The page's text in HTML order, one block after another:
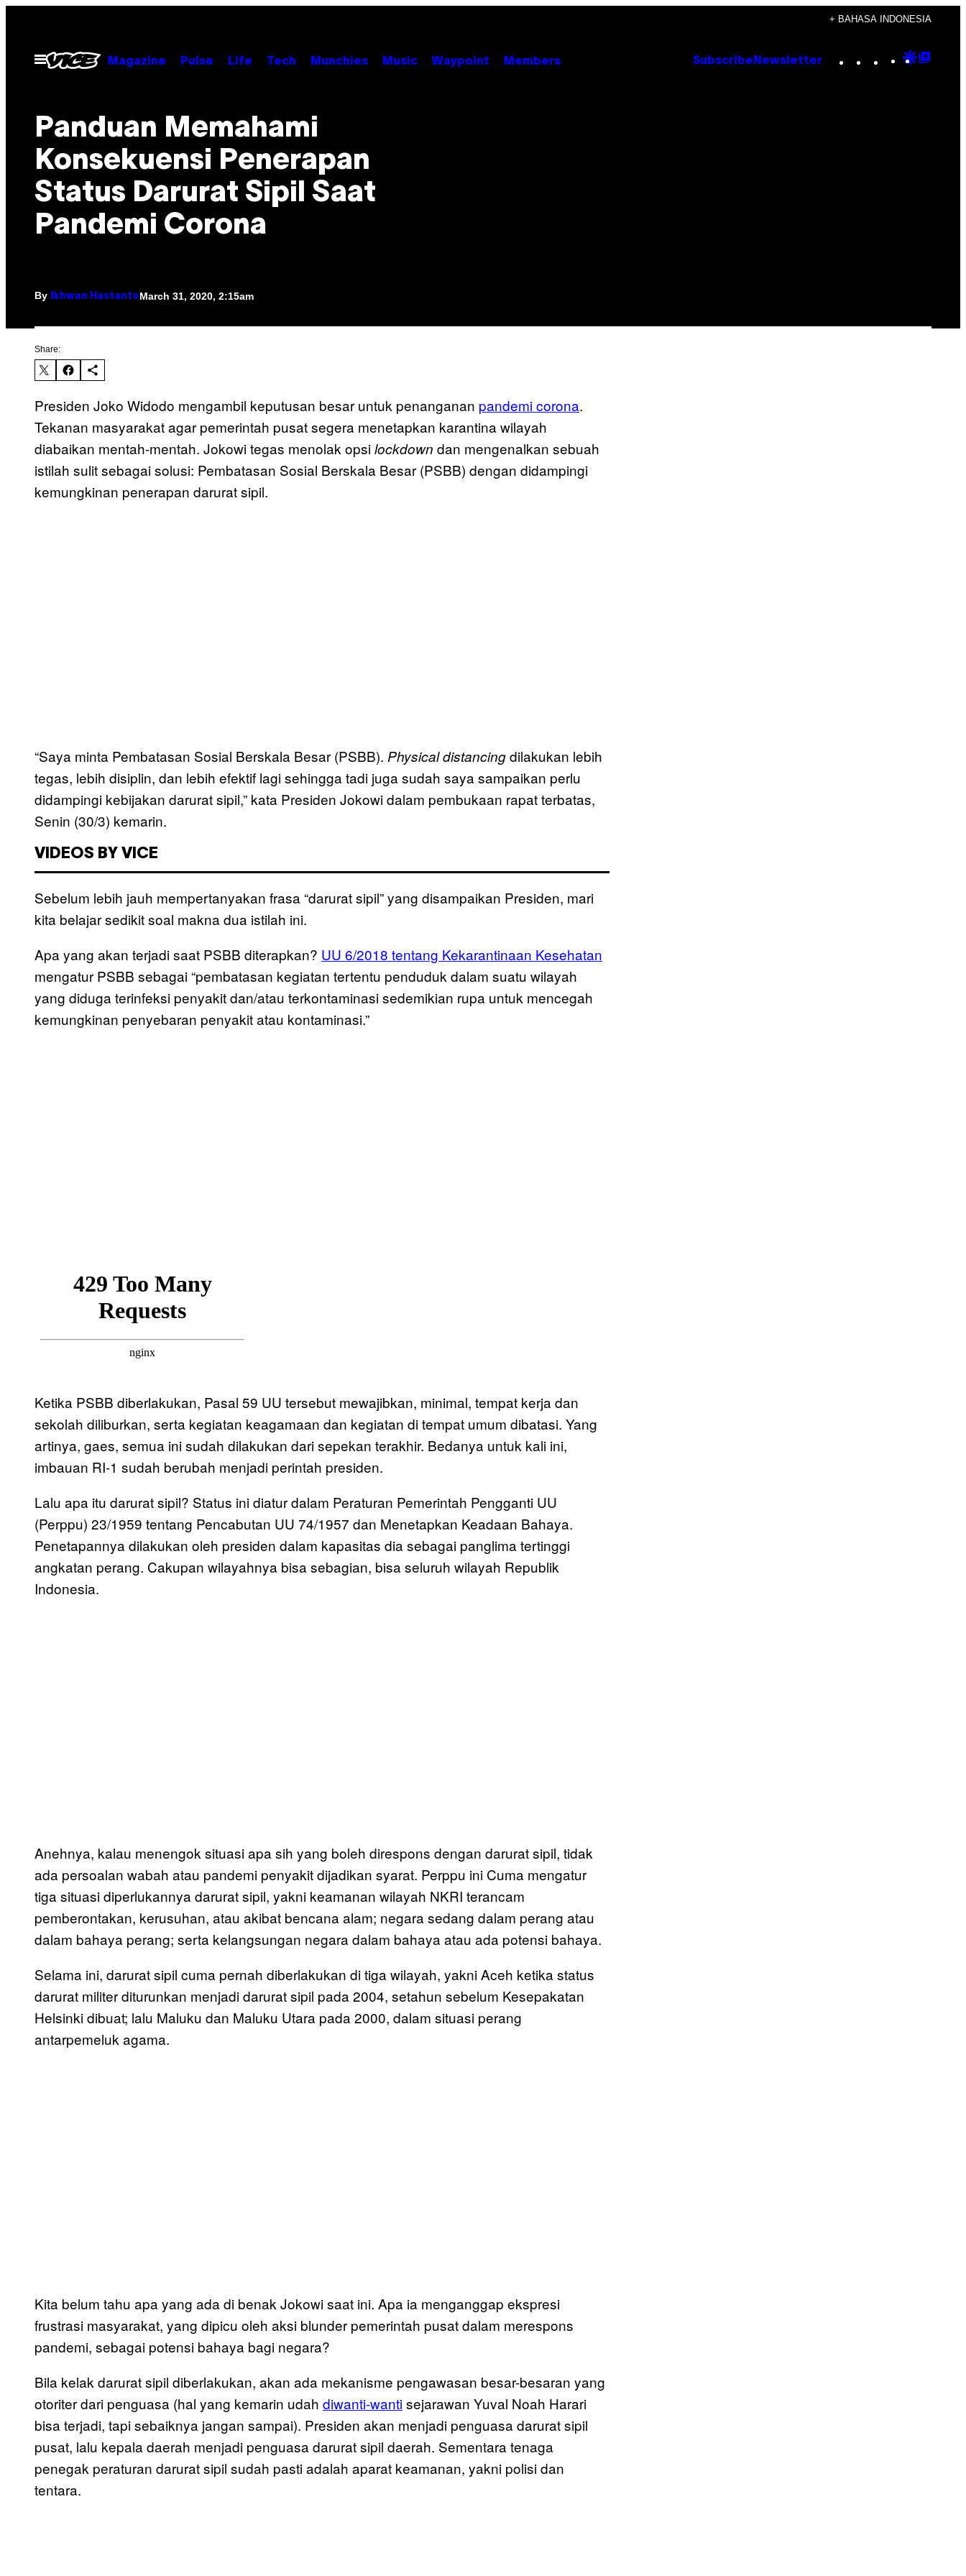
content
+ BAHASA INDONESIA
Open
Menu
Magazine Pulse Life Tech Munchies Music Waypoint Members Subscribe Newsletter Instagram
TikTok
YouTube
Google
Panduan Memahami
Konsekuensi Penerapan
Status Darurat Sipil Saat
Pandemi Corona
By Ikhwan HastantoMarch 31, 2020, 2:15am
Share:
Presiden Joko Widodo mengambil keputusan besar untuk penanganan pandemi corona.
Tekanan masyarakat agar pemerintah pusat segera menetapkan karantina wilayah
diabaikan mentah-mentah. Jokowi tegas menolak opsilockdown dan mengenalkan sebuah
istilah sulit sebagai solusi: Pembatasan Sosial Berskala Besar (PSBB) dengan didampingi
kemungkinan penerapan darurat sipil.
“Saya minta Pembatasan Sosial Berskala Besar (PSBB). Physical distancingdilakukan lebih
tegas, lebih disiplin, dan lebih efektif lagi sehingga tadi juga sudah saya sampaikan perlu
didampingi kebijakan darurat sipil,” kata Presiden Jokowi dalam pembukaan rapat terbatas,
Senin (30/3) kemarin.
VIDEOS BY VICE
Sebelum lebih jauh mempertanyakan frasa “darurat sipil” yang disampaikan Presiden, mari
kita belajar sedikit soal makna dua istilah ini.
Apa yang akan terjadi saat PSBB diterapkan? UU 6/2018 tentang Kekarantinaan Kesehatan
mengatur PSBB sebagai “pembatasan kegiatan tertentu penduduk dalam suatu wilayah
yang diduga terinfeksi penyakit dan/atau terkontaminasi sedemikian rupa untuk mencegah
kemungkinan penyebaran penyakit atau kontaminasi.”
Ketika PSBB diberlakukan, Pasal 59 UU tersebut mewajibkan, minimal, tempat kerja dan
sekolah diliburkan, serta kegiatan keagamaan dan kegiatan di tempat umum dibatasi. Yang
artinya, gaes, semua ini sudah dilakukan dari sepekan terakhir. Bedanya untuk kali ini,
imbauan RI-1 sudah berubah menjadi perintah presiden.
Lalu apa itu darurat sipil? Status ini diatur dalam Peraturan Pemerintah Pengganti UU
(Perppu) 23/1959 tentang Pencabutan UU 74/1957 dan Menetapkan Keadaan Bahaya.
Penetapannya dilakukan oleh presiden dalam kapasitas dia sebagai panglima tertinggi
angkatan perang. Cakupan wilayahnya bisa sebagian, bisa seluruh wilayah Republik
Indonesia.
Anehnya, kalau menengok situasi apa sih yang boleh direspons dengan darurat sipil, tidak
ada persoalan wabah atau pandemi penyakit dijadikan syarat. Perppu ini Cuma mengatur
tiga situasi diperlukannya darurat sipil, yakni keamanan wilayah NKRI terancam
pemberontakan, kerusuhan, atau akibat bencana alam; negara sedang dalam perang atau
dalam bahaya perang; serta kelangsungan negara dalam bahaya atau ada potensi bahaya.
Selama ini, darurat sipil cuma pernah diberlakukan di tiga wilayah, yakni Aceh ketika status
darurat militer diturunkan menjadi darurat sipil pada 2004, setahun sebelum Kesepakatan
Helsinki dibuat; lalu Maluku dan Maluku Utara pada 2000, dalam situasi perang
antarpemeluk agama.
Kita belum tahu apa yang ada di benak Jokowi saat ini. Apa ia menganggap ekspresi
frustrasi masyarakat, yang dipicu oleh aksi blunder pemerintah pusat dalam merespons
pandemi, sebagai potensi bahaya bagi negara?
Bila kelak darurat sipil diberlakukan, akan ada mekanisme pengawasan besar-besaran yang
otoriter dari penguasa (hal yang kemarin udah diwanti-wantisejarawan Yuval Noah Harari
bisa terjadi, tapi sebaiknya jangan sampai). Presiden akan menjadi penguasa darurat sipil
pusat, lalu kepala daerah menjadi penguasa darurat sipil daerah. Sementara tenaga
penegak peraturan darurat sipil sudah pasti adalah aparat keamanan, yakni polisi dan
tentara.